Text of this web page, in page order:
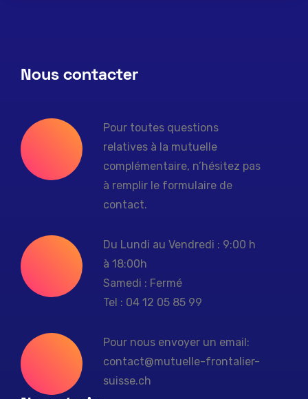
Nous contacter
Pour toutes questions
relatives à la mutuelle
complémentaire, n’hésitez pas
à remplir le formulaire de
contact.
Du Lundi au Vendredi : 9:00 h
à 18:00h
Samedi : Fermé
Tel : 04 12 05 85 99
Pour nous envoyer un email:
contact@mutuelle-frontalier-
suisse.ch